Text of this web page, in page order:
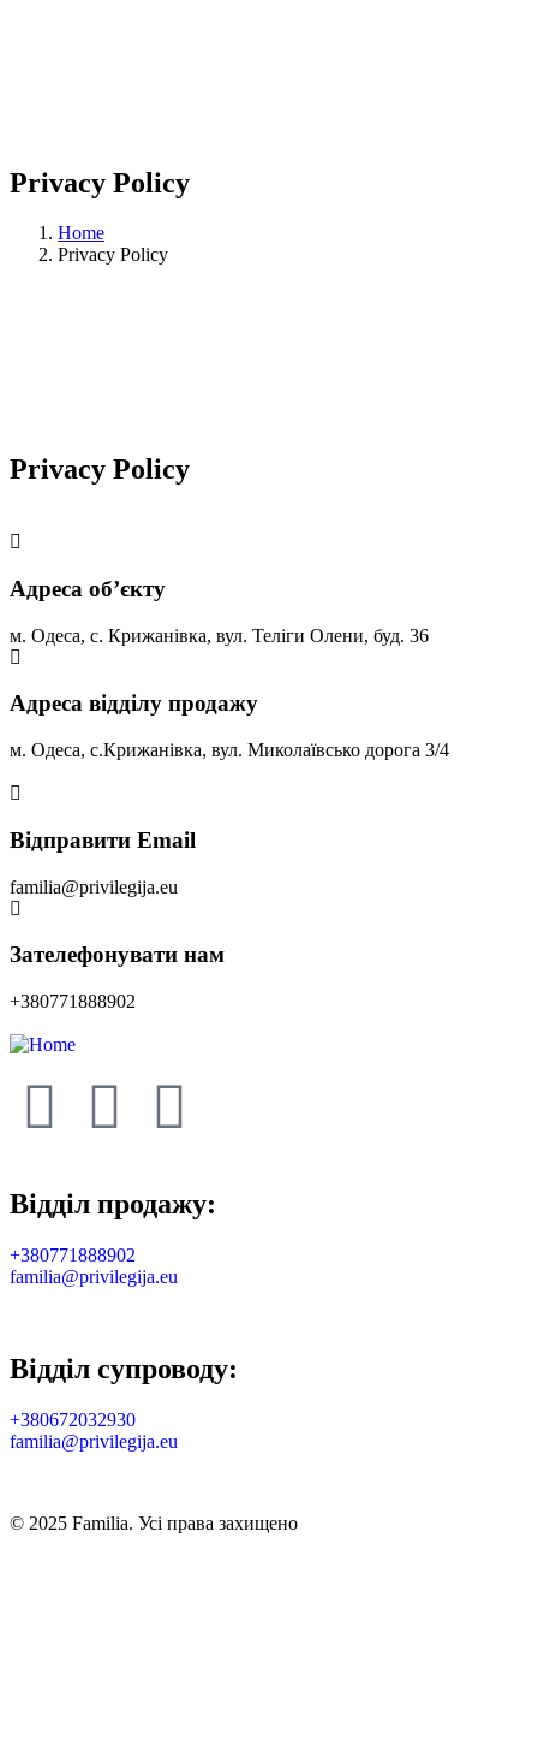
Privacy Policy
Home
Privacy Policy
Privacy Policy
Адреса обʼєкту
м. Одеса, с. Крижанівка, вул. Теліги Олени, буд. 36
Адреса відділу продажу
м. Одеса, с.Крижанівка, вул. Миколаївсько дорога 3/4
Відправити Email
familia@privilegija.eu
Зателефонувати нам
+380771888902
Відділ продажу:
+380771888902
familia@privilegija.eu
Відділ супроводу:
+380672032930
familia@privilegija.eu
© 2025 Familia. Усі права захищено